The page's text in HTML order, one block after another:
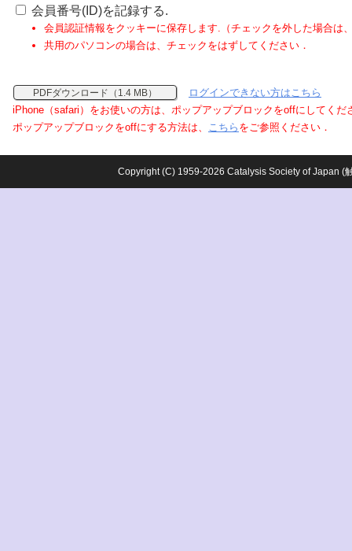
会員番号(ID)を記録する.
会員認証情報をクッキーに保存します.（チェックを外した場合は
共用のパソコンの場合は、チェックをはずしてください．
PDFダウンロード（1.4 MB）
ログインできない方はこちら
iPhone（safari）をお使いの方は、ポップアップブロックをoffにしてくだ
ポップアップブロックをoffにする方法は、 こちら をご参照ください．
Copyright (C) 1959-2026 Catalysis Society of Japan (